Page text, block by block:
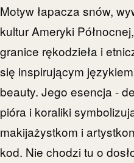
Motyw łapacza snów,
kultur Ameryki
granice rękodzieła i
się inspirującym
beauty. Jego esencja -
pióra i koraliki
makijażystkom i
kod. Nie chodzi tu o